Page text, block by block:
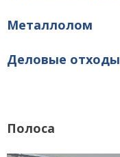
Металлолом
Деловые отходы
Полоса